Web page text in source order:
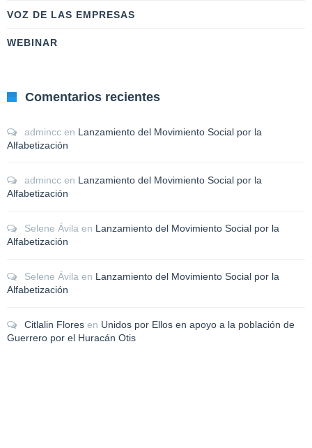
VOZ DE LAS EMPRESAS
WEBINAR
Comentarios recientes
admincc en Lanzamiento del Movimiento Social por la
Alfabetización
admincc en Lanzamiento del Movimiento Social por la
Alfabetización
Selene Ávila en Lanzamiento del Movimiento Social por la
Alfabetización
Selene Ávila en Lanzamiento del Movimiento Social por la
Alfabetización
Citlalin Flores en Unidos por Ellos en apoyo a la población de
Guerrero por el Huracán Otis